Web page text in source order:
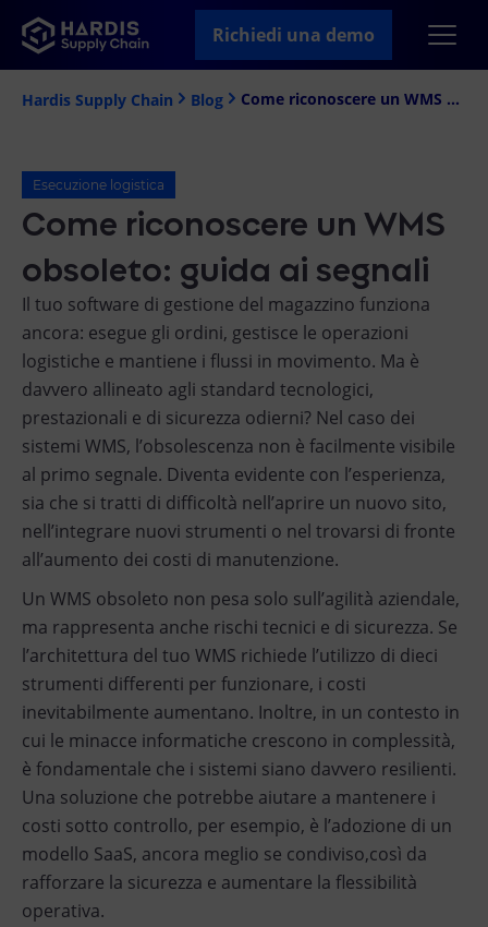
Richiedi una demo
Hardis Supply Chain Blog Come riconoscere un WMS obsoleto: guida ai segnali
Esecuzione logistica
Come riconoscere un WMS
obsoleto: guida ai segnali
Il tuo software di gestione del magazzino funziona
ancora: esegue gli ordini, gestisce le operazioni
logistiche e mantiene i flussi in movimento. Ma è
davvero allineato agli standard tecnologici,
prestazionali e di sicurezza odierni? Nel caso dei
sistemi WMS, l’obsolescenza non è facilmente visibile
al primo segnale. Diventa evidente con l’esperienza,
sia che si tratti di difficoltà nell’aprire un nuovo sito,
nell’integrare nuovi strumenti o nel trovarsi di fronte
all’aumento dei costi di manutenzione.
Un WMS obsoleto non pesa solo sull’agilità aziendale,
ma rappresenta anche rischi tecnici e di sicurezza. Se
l’architettura del tuo WMS richiede l’utilizzo di dieci
strumenti differenti per funzionare, i costi
inevitabilmente aumentano. Inoltre, in un contesto in
cui le minacce informatiche crescono in complessità,
è fondamentale che i sistemi siano davvero resilienti.
Una soluzione che potrebbe aiutare a mantenere i
costi sotto controllo, per esempio, è l’adozione di un
modello SaaS, ancora meglio se condiviso,così da
rafforzare la sicurezza e aumentare la flessibilità
operativa.